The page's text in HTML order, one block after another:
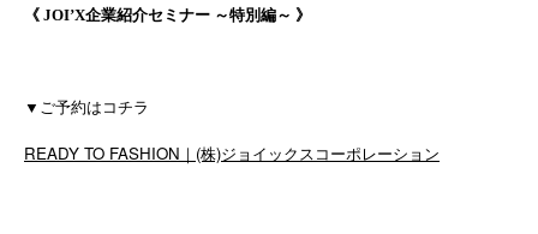
《 JOI’X企業紹介セミナー ～特別編～ 》
▼ご予約はコチラ
READY TO FASHION｜(株)ジョイックスコーポレーション